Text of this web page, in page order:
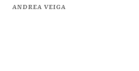
ANDREA VEIGA